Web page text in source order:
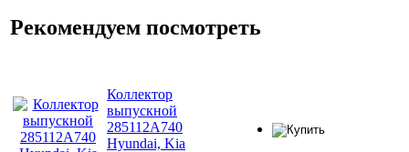
Рекомендуем посмотреть
Коллектор
выпускной
285112A740
Hyundai, Kia